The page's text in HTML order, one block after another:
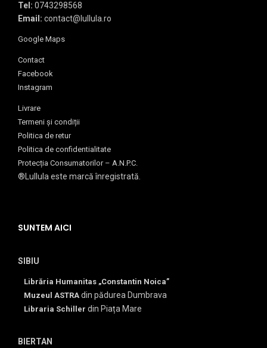
Tel: 0743298568
Email: contact@lullula.ro
Google Maps
Contact
Facebook
Instagram
Livrare
Termeni și condiții
Politica de retur
Politica de confidentialitate
Protecția Consumatorilor – A.N.P.C.
®Lullula este marcă înregistrată.
SUNTEM AICI
SIBIU
Librăria Humanitas „Constantin Noica”
Muzeul ASTRA din pădurea Dumbrava
Libraria Schiller din Piața Mare
BIERTAN